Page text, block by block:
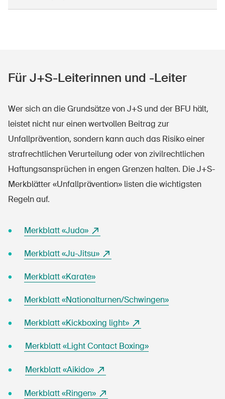
Für J+S-Leiterinnen und -Leiter
Wer sich an die Grundsätze von J+S und der BFU hält,
leistet nicht nur einen wertvollen Beitrag zur
Unfallprävention, sondern kann auch das Risiko einer
strafrechtlichen Verurteilung oder von zivilrechtlichen
Haftungsansprüchen in engen Grenzen halten. Die J+S-
Merkblätter «Unfallprävention» listen die wichtigsten
Regeln auf.
Merkblatt «Judo»
Merkblatt «Ju-Jitsu»
Merkblatt «Karate»
Merkblatt «Nationalturnen/Schwingen»
Merkblatt «Kickboxing light»
Merkblatt «Light Contact Boxing»
Merkblatt «Aikido»
Merkblatt «Ringen»